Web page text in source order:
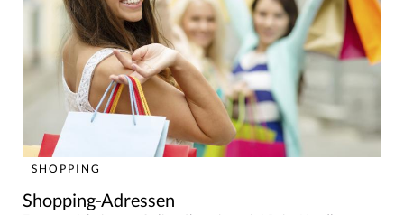
SHOPPING
Shopping-Adressen